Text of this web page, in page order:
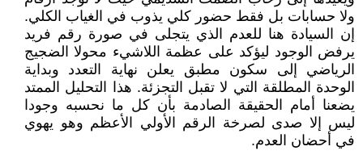
ولا حسابات بل فقط حضور كلي يذوب في الغياب الكلي.
إن السيادة هنا للعدم الذي يتجلى في صورة رقم فريد
يرفض الوجود ليؤكد على عظمة اللاشيء محولا الضجيج
الرياضي إلى سكون مطبق يعلن نهاية التعدد وبداية
الوحدة المطلقة التي لا تقبل التجزئة. هذا التحليل الممتد
يضعنا أمام الحقيقة الصادمة بأن كل ما نحسبه وجودا
ليس إلا صدى لصرخة الرقم الأولي الأعظم وهو يهوي
في أحضان العدم.